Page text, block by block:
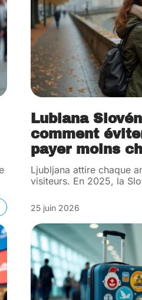
Lubiana
comment
payer moins
Ljubljana attire chaque
visiteurs. En 2025, la
25 juin 2026